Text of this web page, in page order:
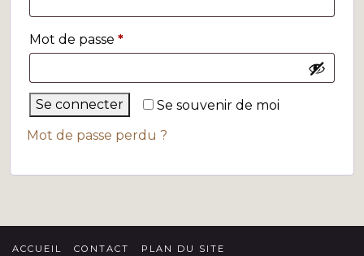
Mot de passe *
Se souvenir de moi
Se connecter
Mot de passe perdu ?
ACCUEIL CONTACT
PLAN DU SITE